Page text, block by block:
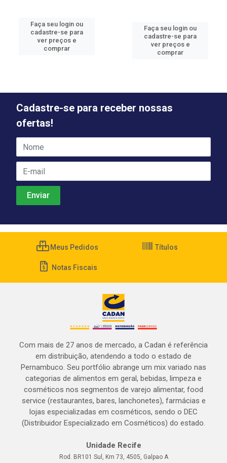
Faça seu login ou
cadastre-se para
ver preços e
comprar
Faça seu login ou
cadastre-se para
ver preços e
comprar
Cadastre-se para receber nossas
ofertas!
Meus Pedidos Títulos
Notas Fiscais
Com mais de 27 anos de mercado, a Cadan é referência
em distribuição, atendendo a todo o estado de
Pernambuco. Seu portfólio abrange um mix variado nas
categorias de alimentos em geral, bebidas, limpeza e
cosméticos nos segmentos de varejo alimentar, food
service (restaurantes, bares, lanchonetes), farmácias e
lojas especializadas em cosméticos, sendo o DEC
(Distribuidor Especializado em Cosméticos) do estado.
Unidade Recife
Rod. BR101 Sul, Km 73, 4505, Galpao A